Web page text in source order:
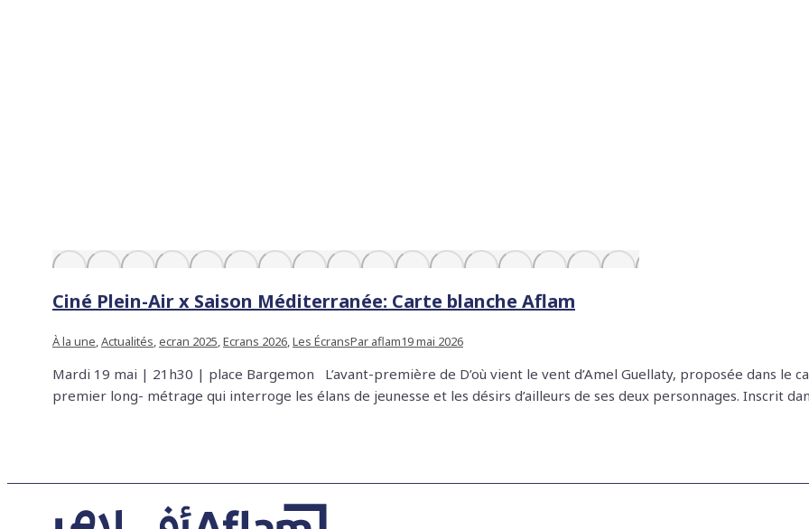
Ciné Plein-Air x Saison Méditerranée: Carte blanche Aflam
À la une,Actualités,ecran 2025,Ecrans 2026,Les ÉcransPar aflam19 mai 2026
Mardi 19 mai | 21h30 | place Bargemon L’avant-première de D’où vient le vent d’Amel Guellaty, proposée dans le
premier long- métrage qui interroge les élans de jeunesse et les désirs d’ailleurs de ses deux personnages. Inscrit